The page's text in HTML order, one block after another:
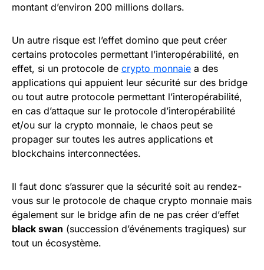
montant d’environ 200 millions dollars.
Un autre risque est l’effet domino que peut créer
certains protocoles permettant l’interopérabilité, en
effet, si un protocole de crypto monnaie a des
applications qui appuient leur sécurité sur des bridge
ou tout autre protocole permettant l’interopérabilité,
en cas d’attaque sur le protocole d’interopérabilité
et/ou sur la crypto monnaie, le chaos peut se
propager sur toutes les autres applications et
blockchains interconnectées.
Il faut donc s’assurer que la sécurité soit au rendez-
vous sur le protocole de chaque crypto monnaie mais
également sur le bridge afin de ne pas créer d’effet
black swan (succession d’événements tragiques) sur
tout un écosystème.